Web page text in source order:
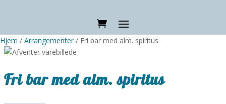
Hjem / Arrangementer/ Fri bar med alm. spiritus
Fri bar med alm. spiritus